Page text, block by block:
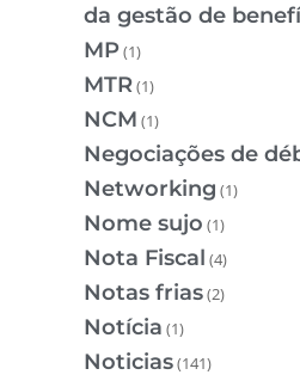
da gestão de
MP(1)
MTR(1)
NCM (1)
Negociações de
Networking (1)
Nome sujo (1)
Nota Fiscal (4)
Notas frias(2)
Notícia (1)
Noticias(141)